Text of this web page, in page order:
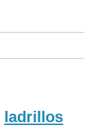
ladrillos